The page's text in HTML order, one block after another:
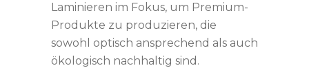
Laminieren im Fokus, um Premium-
Produkte zu produzieren, die
sowohl optisch ansprechend als auch
ökologisch nachhaltig sind.